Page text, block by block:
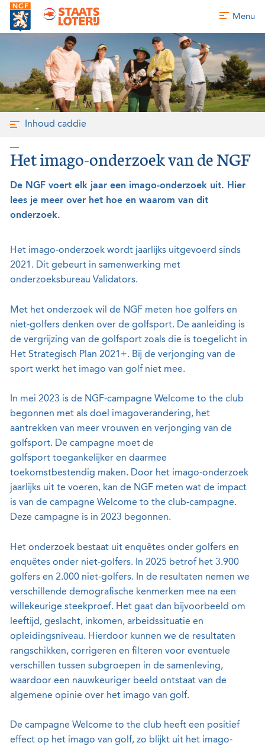
Menu
Inhoud caddie
Het imago-onderzoek van de NGF
De NGF voert elk jaar een imago-onderzoek uit. Hier
lees je meer over het hoe en waarom van dit
onderzoek.
Het imago-onderzoek wordt jaarlijks uitgevoerd sinds
2021. Dit gebeurt in samenwerking met
onderzoeksbureau Validators.
Met het onderzoek wil de NGF meten hoe golfers en
niet-golfers denken over de golfsport. De aanleiding is
de vergrijzing van de golfsport zoals die is toegelicht in
Het Strategisch Plan 2021+. Bij de verjonging van de
sport werkt het imago van golf niet mee.
In mei 2023 is de NGF-campagne Welcome to the club
begonnen met als doel imagoverandering, het
aantrekken van meer vrouwen en verjonging van de
golfsport. De campagne moet de
golfsport toegankelijker en daarmee
toekomstbestendig maken. Door het imago-onderzoek
jaarlijks uit te voeren, kan de NGF meten wat de impact
is van de campagne Welcome to the club-campagne.
Deze campagne is in 2023 begonnen.
Het onderzoek bestaat uit enquêtes onder golfers en
enquêtes onder niet-golfers. In 2025 betrof het 3.900
golfers en 2.000 niet-golfers. In de resultaten nemen we
verschillende demografische kenmerken mee na een
willekeurige steekproef. Het gaat dan bijvoorbeeld om
leeftijd, geslacht, inkomen, arbeidssituatie en
opleidingsniveau. Hierdoor kunnen we de resultaten
rangschikken, corrigeren en filteren voor eventuele
verschillen tussen subgroepen in de samenleving,
waardoor een nauwkeuriger beeld ontstaat van de
algemene opinie over het imago van golf.
De campagne Welcome to the club heeft een positief
effect op het imago van golf, zo blijkt uit het imago-